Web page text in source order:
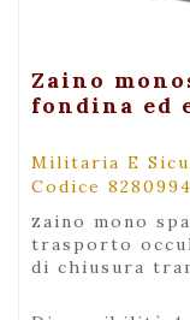
Zaino
fondina ed
Militaria E
Codice
zaino mono spalla in cordura adatto per il
trasporto
di chiusura